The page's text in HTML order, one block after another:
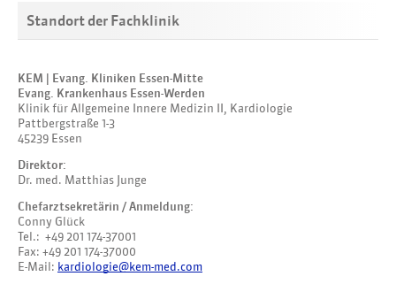
Standort der Fachklinik
KEM | Evang. Kliniken Essen-Mitte
Evang. Krankenhaus Essen-Werden
Klinik für Allgemeine Innere Medizin II, Kardiologie
Pattbergstraße 1-3
45239 Essen
Direktor:
Dr. med. Matthias Junge
Chefarztsekretärin / Anmeldung:
Conny Glück
Tel.: +49 201 174-37001
Fax: +49 201 174-37000
E-Mail: kardiologie@kem-med.com